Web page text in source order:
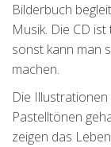
Bilderbuch
Musik. Die CD
sonst kann man
machen.
Die
Pastelltönen
zeigen das